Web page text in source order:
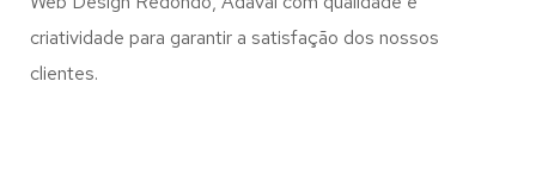
criatividade para garantir a satisfação dos nossos
clientes.